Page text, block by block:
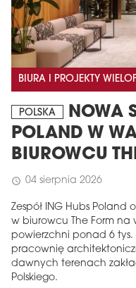
BIURA I PROJEKTY
POLSKA
NOWA
POLAND W
BIUROWCU
schedule 04 sierpnia 2026
Zespół ING Hubs Poland
w biurowcu The Form na
powierzchni ponad 6
pracownię
dawnych terenach
Polskiego.